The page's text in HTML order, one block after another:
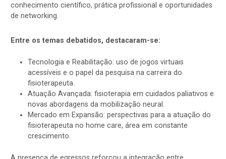
conhecimento científico, prática profissional e oportunidades
de networking.
Entre os temas debatidos, destacaram-se:
Tecnologia e Reabilitação: uso de jogos virtuais
acessíveis e o papel da pesquisa na carreira do
fisioterapeuta.
Atuação Avançada: fisioterapia em cuidados paliativos e
novas abordagens da mobilização neural.
Mercado em Expansão: perspectivas para a atuação do
fisioterapeuta no home care, área em constante
crescimento.